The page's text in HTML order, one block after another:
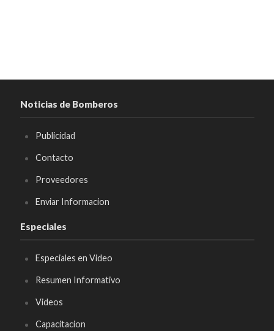
Noticias de Bomberos
Publicidad
Contacto
Proveedores
Enviar Informacion
Especiales
Especiales en Video
Resumen Informativo
Videos
Capacitacion